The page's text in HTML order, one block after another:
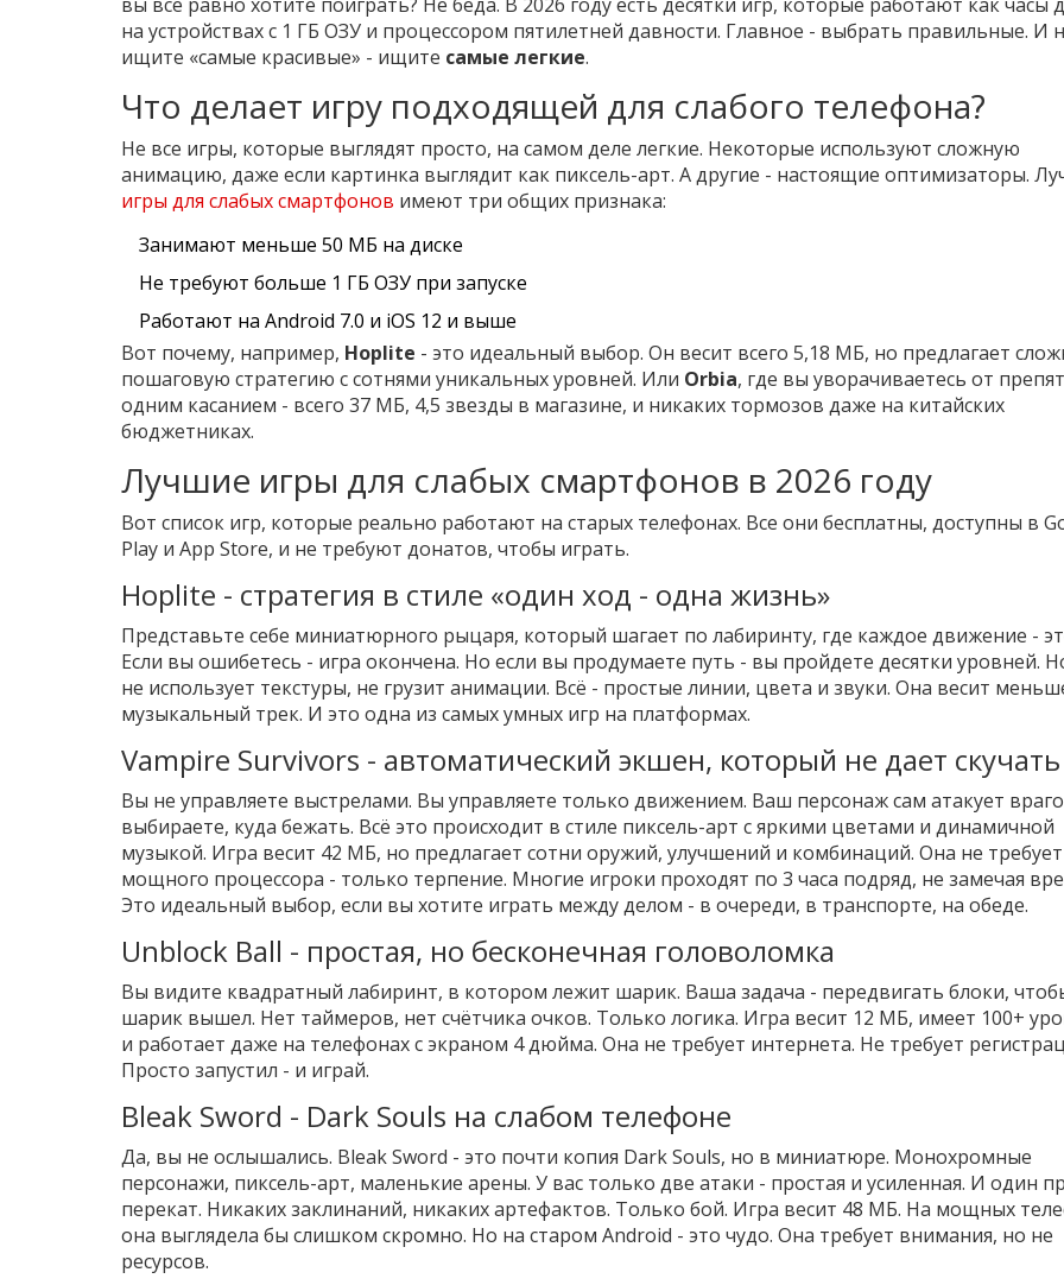
на устройствах с 1 ГБ ОЗУ и процессором пятилетней давности. Главное - выбрать правильные. И
ищите «самые красивые» - ищите самые легкие.
Что делает игру подходящей для слабого телефона?
Не все игры, которые выглядят просто, на самом деле легкие. Некоторые используют сложную
анимацию, даже если картинка выглядит как пиксель-арт. А другие - настоящие оптимизаторы.
игры для слабых смартфонов имеют три общих признака:
Занимают меньше 50 МБ на диске
Не требуют больше 1 ГБ ОЗУ при запуске
Работают на Android 7.0 и iOS 12 и выше
Вот почему, например, Hoplite - это идеальный выбор. Он весит всего 5,18 МБ, но предлагает
пошаговую стратегию с сотнями уникальных уровней. Или Orbia, где вы уворачиваетесь от
одним касанием - всего 37 МБ, 4,5 звезды в магазине, и никаких тормозов даже на китайских
бюджетниках.
Лучшие игры для слабых смартфонов в 2026 году
Вот список игр, которые реально работают на старых телефонах. Все они бесплатны, доступны в
Play и App Store, и не требуют донатов, чтобы играть.
Hoplite - стратегия в стиле «один ход - одна жизнь»
Представьте себе миниатюрного рыцаря, который шагает по лабиринту, где каждое движение -
Если вы ошибетесь - игра окончена. Но если вы продумаете путь - вы пройдете десятки уровней.
не использует текстуры, не грузит анимации. Всё - простые линии, цвета и звуки. Она весит
музыкальный трек. И это одна из самых умных игр на платформах.
Vampire Survivors - автоматический экшен, который не дает скучать
Вы не управляете выстрелами. Вы управляете только движением. Ваш персонаж сам атакует
выбираете, куда бежать. Всё это происходит в стиле пиксель-арт с яркими цветами и динамичной
музыкой. Игра весит 42 МБ, но предлагает сотни оружий, улучшений и комбинаций. Она не требует
мощного процессора - только терпение. Многие игроки проходят по 3 часа подряд, не замечая
Это идеальный выбор, если вы хотите играть между делом - в очереди, в транспорте, на обеде.
Unblock Ball - простая, но бесконечная головоломка
Вы видите квадратный лабиринт, в котором лежит шарик. Ваша задача - передвигать блоки,
шарик вышел. Нет таймеров, нет счётчика очков. Только логика. Игра весит 12 МБ, имеет 100+
и работает даже на телефонах с экраном 4 дюйма. Она не требует интернета. Не требует
Просто запустил - и играй.
Bleak Sword - Dark Souls на слабом телефоне
Да, вы не ослышались. Bleak Sword - это почти копия Dark Souls, но в миниатюре. Монохромные
персонажи, пиксель-арт, маленькие арены. У вас только две атаки - простая и усиленная. И один
перекат. Никаких заклинаний, никаких артефактов. Только бой. Игра весит 48 МБ. На мощных
она выглядела бы слишком скромно. Но на старом Android - это чудо. Она требует внимания, но не
ресурсов.